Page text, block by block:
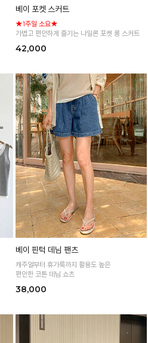
베이 포켓 스커트
★1주일 소요★
가볍고 편안하게 즐기는 나일론 포켓 롱 스커트
42,000
베이 핀턱 데님 팬츠
캐주얼부터 휴가룩까지 활용도 높은
편안한 코튼 데님 쇼츠
38,000